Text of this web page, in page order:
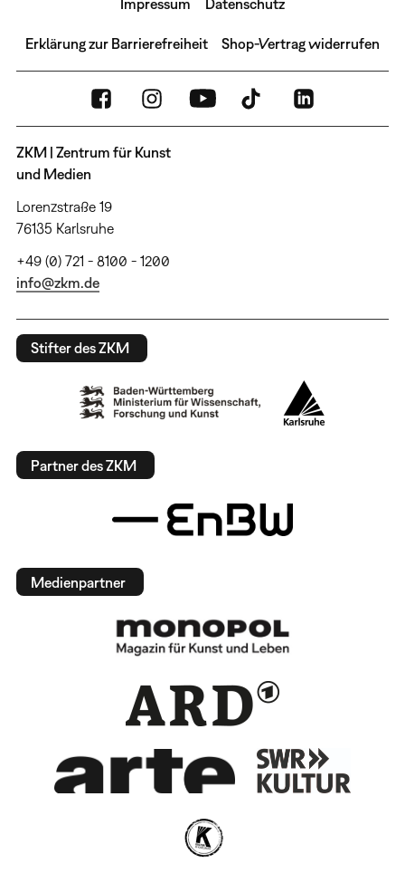
Impressum Datenschutz
Erklärung zur Barrierefreiheit Shop-Vertrag widerrufen
ZKM | Zentrum für Kunst
und Medien
Lorenzstraße 19
76135 Karlsruhe
+49 (0) 721 - 8100 - 1200
info@zkm.de
Stifter des ZKM
Partner des ZKM
Medienpartner